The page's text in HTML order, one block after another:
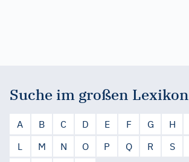
Suche im großen Lexikon
A B C D E F G H
L
M N O P Q R S